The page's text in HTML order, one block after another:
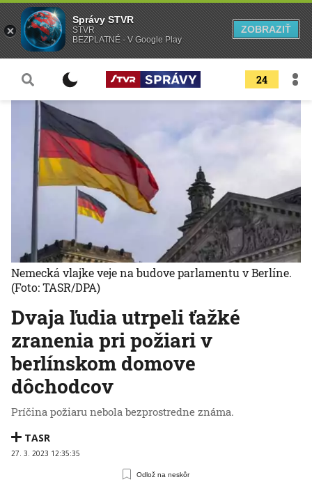
24
Dvaja ľudia utrpeli ťažké
zranenia pri požiari v
berlínskom domove
dôchodcov
Príčina požiaru nebola bezprostredne známa.
TASR
27. 3. 2023 12:35:35
Odlož na neskôr
Nemecká vlajke veje na budove parlamentu v Berlíne.
(Foto: TASR/DPA)
Správy STVR
STVR
BEZPLATNÉ - V Google Play
ZOBRAZIŤ